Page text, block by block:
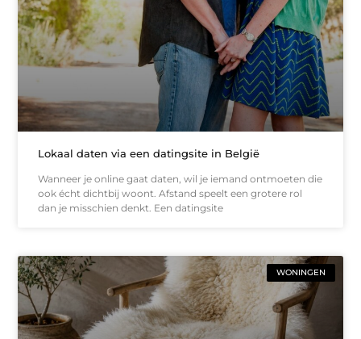
Lokaal daten via een datingsite in België
Wanneer je online gaat daten, wil je iemand ontmoeten die
ook écht dichtbij woont. Afstand speelt een grotere rol
dan je misschien denkt. Een datingsite
WONINGEN